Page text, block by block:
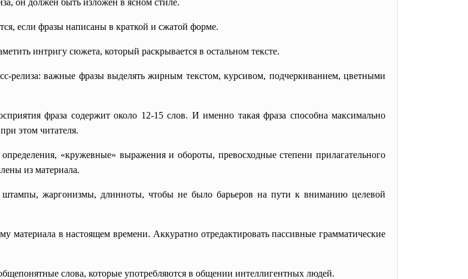
он должен быть изложен в ясном стиле.
если фразы написаны в краткой и сжатой форме.
интригу сюжета, который раскрывается в остальном тексте.
релиза: важные фразы выделять жирным текстом, курсивом, подчеркиванием, цветными
фраза содержит около 12-15 слов. И именно такая фраза способна максимально
этом читателя.
«кружевные» выражения и обороты, превосходные степени прилагательного
из материала.
штампы, жаргонизмы, длинноты, чтобы не было барьеров на пути к вниманию целевой
в настоящем времени. Аккуратно отредактировать пассивные грамматические
слова, которые употребляются в общении интеллигентных людей.